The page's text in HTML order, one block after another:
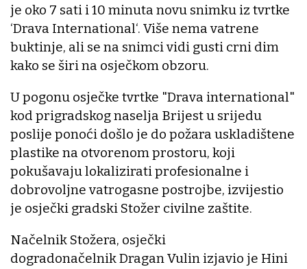
je oko 7 sati i 10 minuta novu snimku iz tvrtke
‘Drava International‘. Više nema vatrene
buktinje, ali se na snimci vidi gusti crni dim
kako se širi na osječkom obzoru.
U pogonu osječke tvrtke "Drava international"
kod prigradskog naselja Brijest u srijedu
poslije ponoći došlo je do požara uskladištene
plastike na otvorenom prostoru, koji
pokušavaju lokalizirati profesionalne i
dobrovoljne vatrogasne postrojbe, izvijestio
je osječki gradski Stožer civilne zaštite.
Načelnik Stožera, osječki
dogradonačelnik Dragan Vulin izjavio je Hini